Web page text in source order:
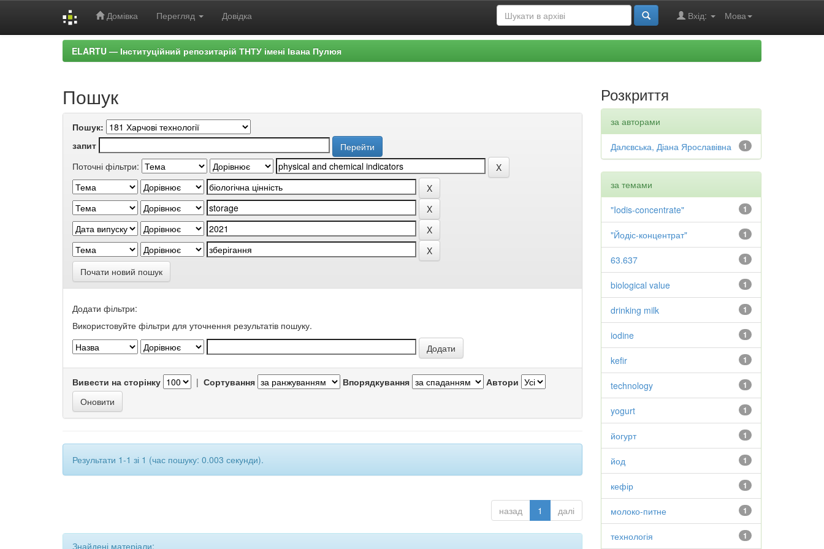
Домівка Перегляд Довідка Мова
Вхід:
ELARTU — Інституційний репозитарій ТНТУ імені Івана Пулюя
Пошук
Пошук:
запит
Поточні фільтри:
Почати новий пошук
Додати фільтри:
Використовуйте фільтри для уточнення результатів пошуку.
Вивести на сторінку | Сортування Впорядкування Автори
Результати 1-1 зі 1 (час пошуку: 0.003 секунди).
назад 1 далі
Знайдені матеріали:
Розкриття
за авторами
1
Далєвська, Діана Ярославівна
за темами
1
"Iodis-concentrate"
1
"Йодіс-концентрат"
1
63.637
1
biological value
1
drinking milk
1
iodine
1
kefir
1
technology
1
yogurt
1
йогурт
1
йод
1
кефір
1
молоко-питне
1
технологія